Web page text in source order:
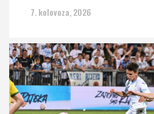
7. kolovoza, 2026